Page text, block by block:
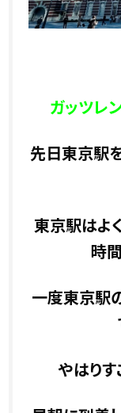
ガッツレ
先日東京駅
東京駅はよ
時
一度東京駅
やはり